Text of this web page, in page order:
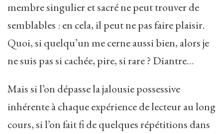
membre singulier et sacré ne peut trouver de
semblables : en cela, il peut ne pas faire plaisir.
Quoi, si quelqu’un me cerne aussi bien, alors je
ne suis pas si cachée, pire, si rare ? Diantre…
Mais si l’on dépasse la jalousie possessive
inhérente à chaque expérience de lecteur au long
cours, si l’on fait fi de quelques répétitions dans